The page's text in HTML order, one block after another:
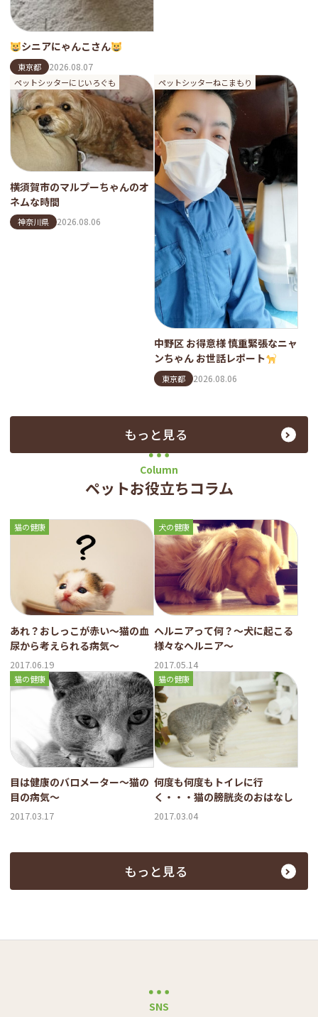
シニアにゃんこさん
東京都 2026.08.07
ペットシッターにじいろぐも
横須賀市のマルプーちゃんのオ
ネムな時間
神奈川県 2026.08.06
ペットシッターねこまもり
中野区 お得意様 慎重緊張なニャ
ンちゃん お世話レポート
東京都 2026.08.06
もっと見る
Column
ペットお役立ちコラム
猫の健康
あれ？おしっこが赤い～猫の血
尿から考えられる病気～
2017.06.19
犬の健康
ヘルニアって何？～犬に起こる
様々なヘルニア～
2017.05.14
猫の健康
目は健康のバロメーター～猫の
目の病気～
2017.03.17
猫の健康
何度も何度もトイレに行
く・・・猫の膀胱炎のおはなし
2017.03.04
もっと見る
SNS